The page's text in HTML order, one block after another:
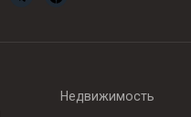
Недвижимость